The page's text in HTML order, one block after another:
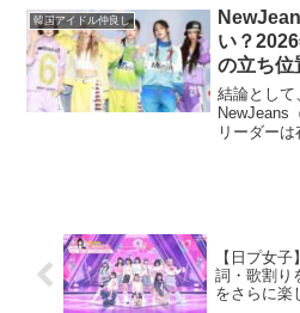
ー秘話、
てファッ
韓国アイドル仲良し
い？
の立ち位
結論として
NewJeans
リーダー
【日プ女
詞・歌割り
をさらに楽